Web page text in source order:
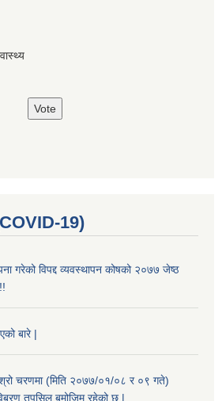
19)
गरेको विपद्द व्यवस्थापन कोषको २०७७ जेष्ठ
बारे |
चरणमा (मिति २०७७/०१/०८ र ०९ गते)
तपसिल बमोजिम रहेको छ |